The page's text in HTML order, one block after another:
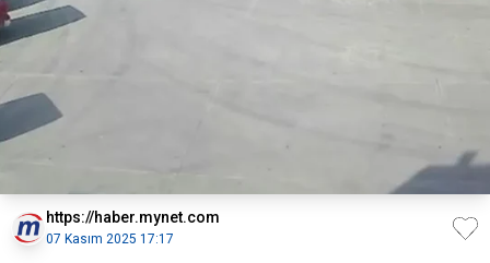
https://haber.mynet.com
07 Kasım 2025 17:17